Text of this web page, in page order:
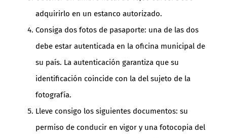
adquirirlo en un estanco autorizado.
Consiga dos fotos de pasaporte: una de las dos
debe estar autenticada en la oficina municipal de
su país. La autenticación garantiza que su
identificación coincide con la del sujeto de la
fotografía.
Lleve consigo los siguientes documentos: su
permiso de conducir en vigor y una fotocopia del